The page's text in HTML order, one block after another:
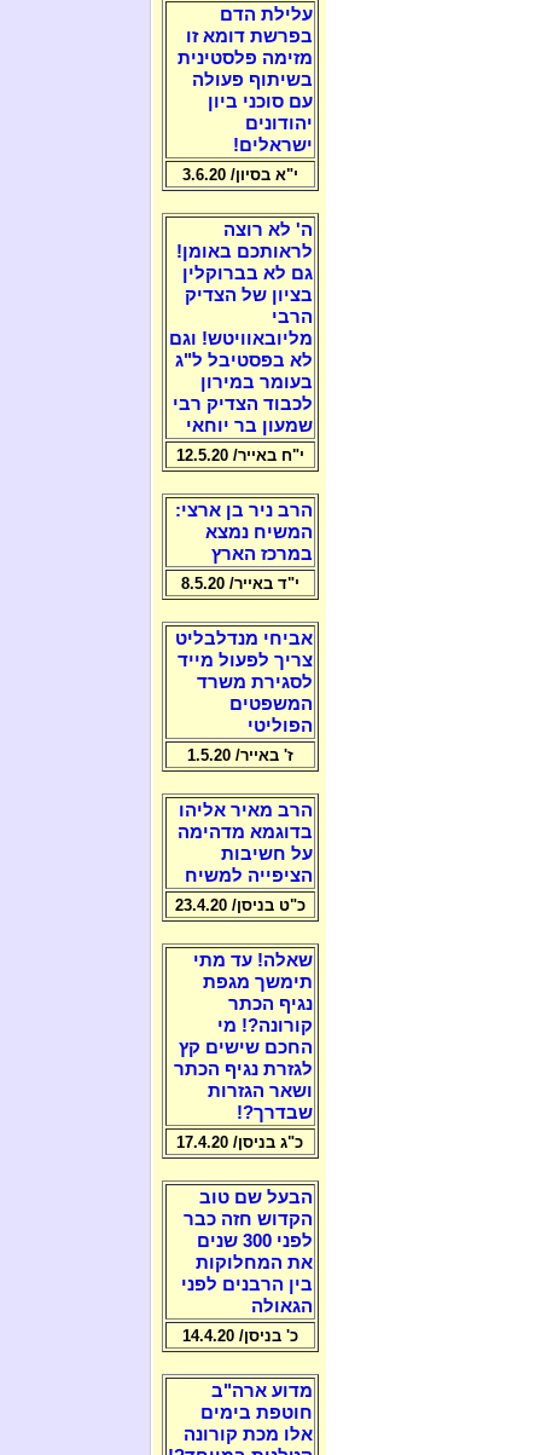
עלילת הדם
בפרשת דומא זו
מזימה פלסטינית
בשיתוף פעולה
עם סוכני ביון
יהודונים
ישראלים!
י"א בסיון/ 3.6.20
ה' לא רוצה
לראותכם באומן!
גם לא בברוקלין
בציון של הצדיק
הרבי
מליובאוויטש! וגם
לא בפסטיבל ל"ג
בעומר במירון
לכבוד הצדיק רבי
שמעון בר יוחאי
י"ח באייר/ 12.5.20
הרב ניר בן ארצי:
המשיח נמצא
במרכז הארץ
י"ד באייר/ 8.5.20
אביחי מנדלבליט
צריך לפעול מייד
לסגירת משרד
המשפטים
הפוליטי
ז' באייר/ 1.5.20
הרב מאיר אליהו
בדוגמא מדהימה
על חשיבות
הציפייה למשיח
כ"ט בניסן/ 23.4.20
שאלה! עד מתי
תימשך מגפת
נגיף הכתר
קורונה?! מי
החכם שישים קץ
לגזרת נגיף הכתר
ושאר הגזרות
שבדרך?!
כ"ג בניסן/ 17.4.20
הבעל שם טוב
הקדוש חזה כבר
לפני 300 שנים
את המחלוקות
בין הרבנים לפני
הגאולה
כ' בניסן/ 14.4.20
מדוע ארה"ב
חוטפת בימים
אלו מכת קורונה